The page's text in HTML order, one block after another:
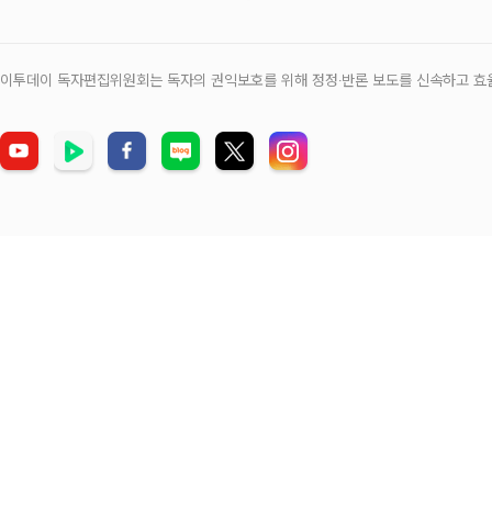
이투데이 독자편집위원회는 독자의 권익보호를 위해 정정‧반론 보도를 신속하고